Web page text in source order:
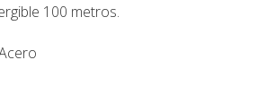
100 metros.